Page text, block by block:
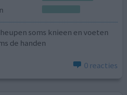
soms knieen en voeten
de handen
0 reacties